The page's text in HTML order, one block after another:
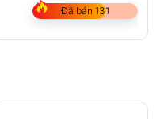
Đã bán 131